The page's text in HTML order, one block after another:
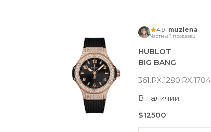
4.9 muzlena
Частный продавец
HUBLOT
BIG BANG
361.PX.1280.RX.1704
В наличии
$12500